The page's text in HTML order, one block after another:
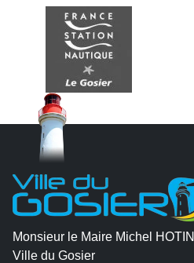
Monsieur le Maire Michel HOTIN
Ville du Gosier